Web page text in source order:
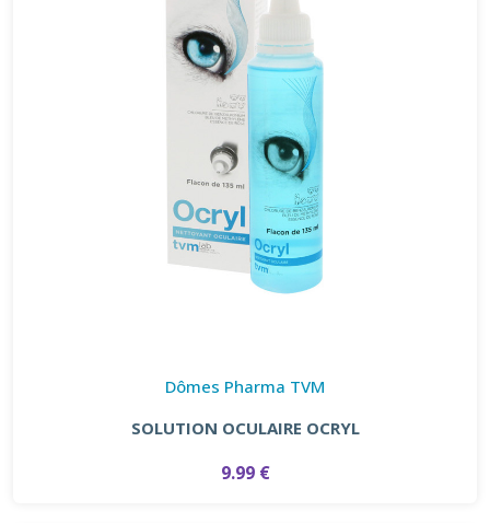
Dômes Pharma TVM
SOLUTION OCULAIRE OCRYL
9.99 €